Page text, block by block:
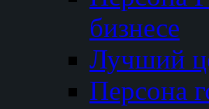
бизнесе
Лучший
Персона